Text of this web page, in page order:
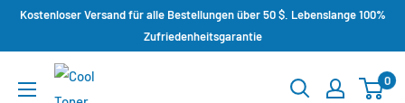
Kostenloser Versand für alle Bestellungen über 50 $. Lebenslange 100%
Zufriedenheitsgarantie
0